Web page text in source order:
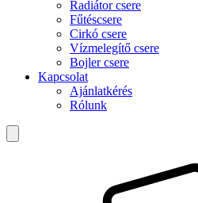
Radiátor csere
Fűtéscsere
Cirkó csere
Vízmelegítő csere
Bojler csere
Kapcsolat
Ajánlatkérés
Rólunk